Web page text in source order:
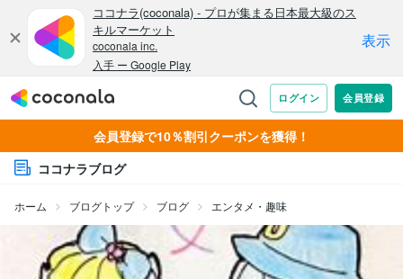
会員登録で10％割引クーポンを獲得！
ココナラブログ
ホーム ブログトップ ブログ エンタメ・趣味